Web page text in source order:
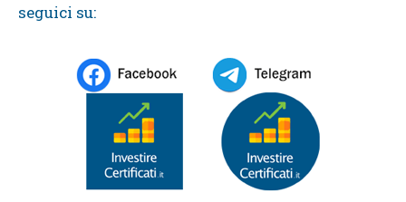
seguici su: